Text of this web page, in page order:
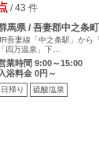
/ 43 件
馬県 / 吾妻郡中之条町
吾妻線「中之条駅」から
「四万温泉」下…
業時間 9:00～15:00
入浴料金 0円～
日帰り 硫酸塩泉